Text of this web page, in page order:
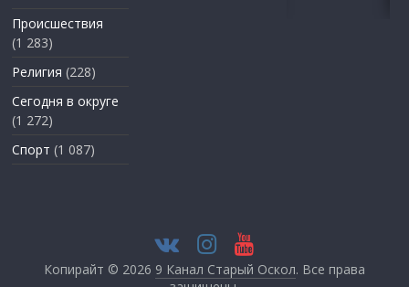
Происшествия
(1 283)
Религия (228)
Сегодня в округе
(1 272)
Спорт (1 087)
Копирайт © 2026 9 Канал Старый Оскол. Все права